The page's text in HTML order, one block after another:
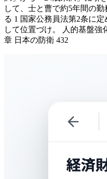
して、士と曹で約5年間の
る 1 国家公務員法第2条に
して位置づけ。 人的基盤
章 日本の防衛 432